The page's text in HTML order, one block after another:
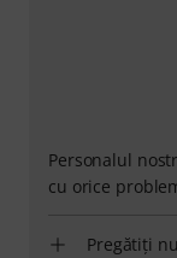
Personalul
cu orice
Pregătiți